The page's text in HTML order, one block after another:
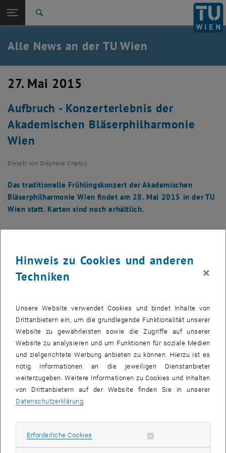
TU Login
Quicklinks
Quicklinks-Menü umschalten
Studium
Karriere
Zurück: Subseiten von TU Wien Startseite auflisten
Zurück zur letzten Ebene:
TU Wien Startseite
Übersicht
Alle News an der TU Wien
27. Mai 2015
Aufbruch - Konzerterlebnis der
Akademischen Bläserphilharmonie
Wien
Erstellt von Stéphane Chancy
Das traditionelle Frühlingskonzert der Akademischen
Bläserphilharmonie Wien findet am 28. Mai 2015 in der TU
Wien statt. Karten sind noch erhältlich.
Die Akademische Bläserphilharmonie (ABW) stellt ihr
Frühlingskonzert unter das Motto "Aufbruch". Den Auftakt des
Rolf Rudin. In der darauffolgenden "Rhapsody für Flöte und
Blasorchester" aus 1996 des US-Amerikaners Stephen Bulla kann
sich sodann auf dem farbigen Untergrund des Orchesters Solistin
Natalia Schoina virtuos und klanglich entfalten. Seinen Abschluss
findet der erste Teil des Konzerts mit Eric Whitacre`s "Cloudburst".
Das durch unkonventionelle Mittel der Klangerzeugung
charakterisierte Stück geht auf eine 1991 ursprünglich für Chor
geschriebene und 2001 für Blasorchester adaptierte Komposition
zurück.
Symphonie Nr. 8 des bekannten Komponisten David Maslanka – wie
Hinweis zu Cookies und anderen
Techniken
×
Unsere Website verwendet Cookies und bindet Inhalte von
Drittanbietern ein, um die grundlegende Funktionalität unserer
Website zu gewährleisten sowie die Zugriffe auf unserer
Website zu analysieren und um Funktionen für soziale Medien
und zielgerichtete Werbung anbieten zu können. Hierzu ist es
nötig Informationen an die jeweiligen Dienstanbieter
weiterzugeben. Weitere Informationen zu Cookies und Inhalten
von Drittanbietern auf der Website finden Sie in unserer
Datenschutzerklärung.
Erforderliche Cookies Erforderliche Cookies zulassen